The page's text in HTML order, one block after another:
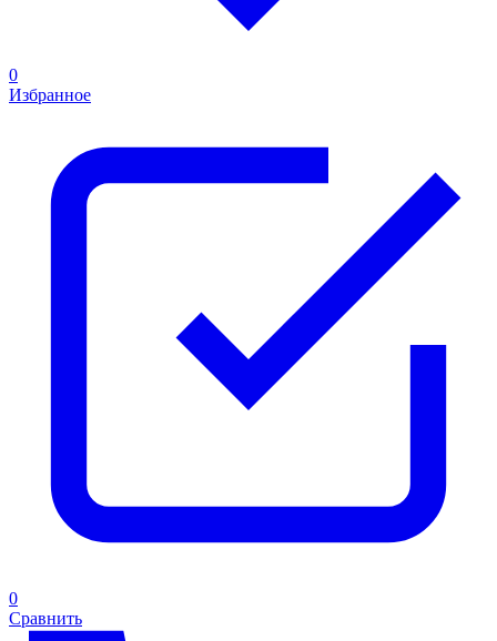
0
Избранное
0
Сравнить